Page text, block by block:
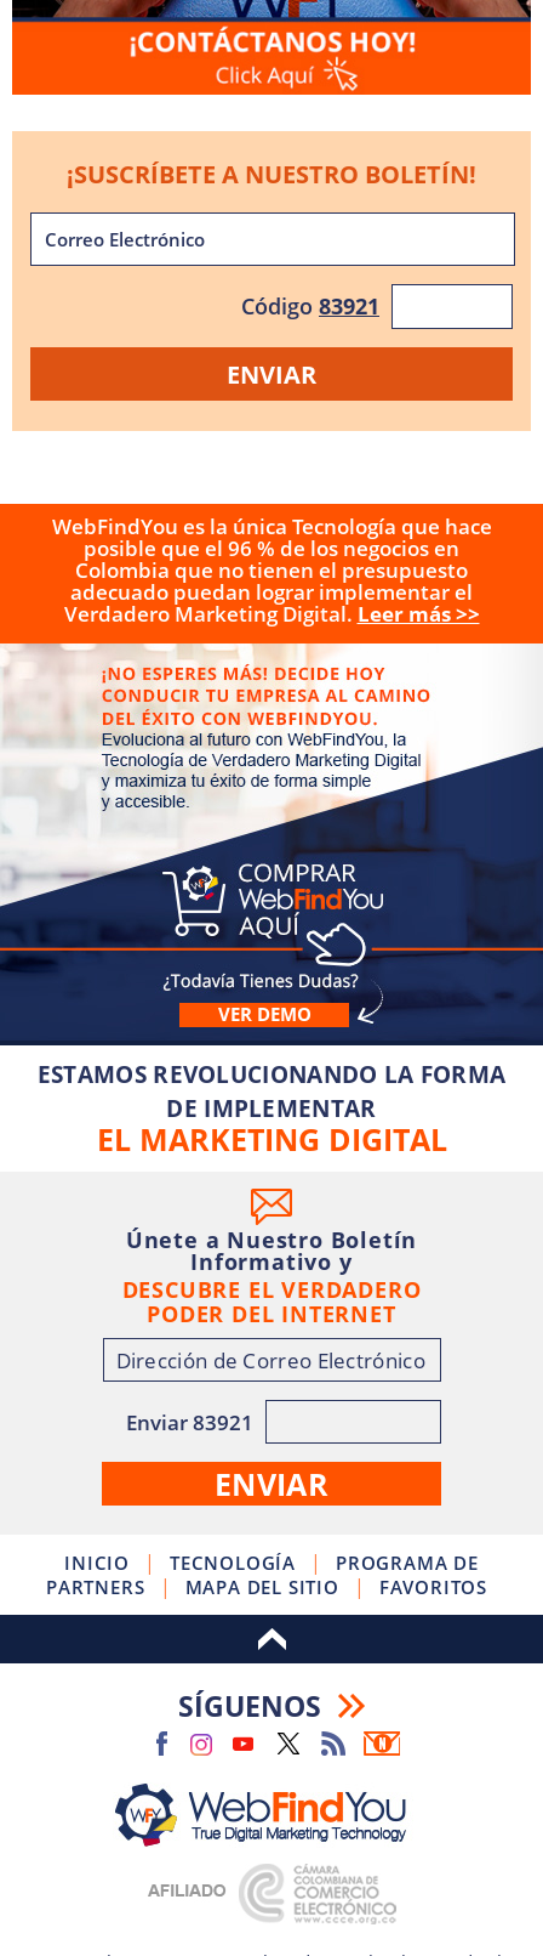
¡SUSCRÍBETE A NUESTRO BOLETÍN!
Código 83921
WebFindYou es la única Tecnología que hace
posible que el 96 % de los negocios en
Colombia que no tienen el presupuesto
adecuado puedan lograr implementar el
Verdadero Marketing Digital. Leer más >>
VER DEMO
ESTAMOS REVOLUCIONANDO LA FORMA
DE IMPLEMENTAR
EL MARKETING DIGITAL
Únete a Nuestro Boletín
Informativo y
DESCUBRE EL VERDADERO
PODER DEL INTERNET
Enviar 83921
INICIO | TECNOLOGÍA |
PROGRAMA DE
PARTNERS
| MAPA DEL SITIO | FAVORITOS
SÍGUENOS